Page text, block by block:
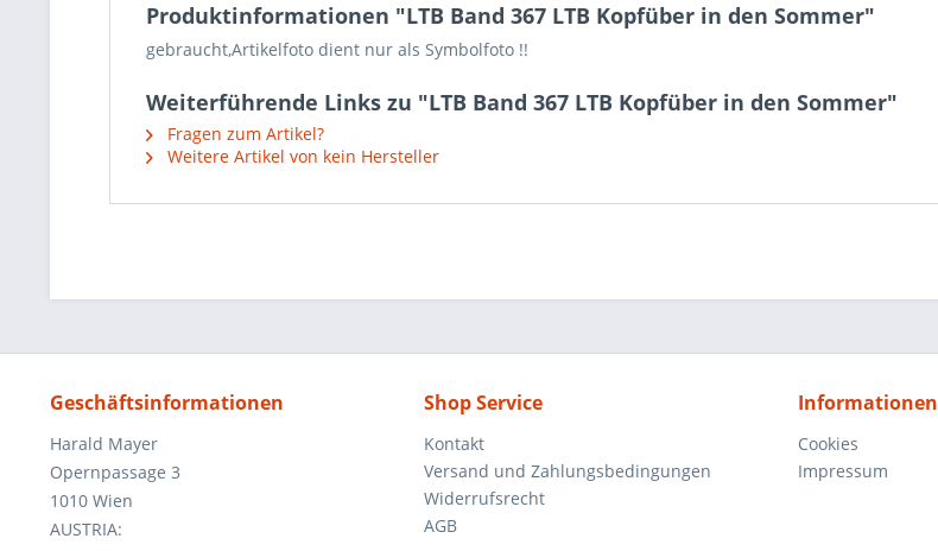
Produktinformationen "LTB Band 367 LTB Kopfüber in den Sommer"
gebraucht,Artikelfoto dient nur als Symbolfoto !!
Weiterführende Links zu "LTB Band 367 LTB Kopfüber in den Sommer"
Fragen zum Artikel?
Weitere Artikel von kein Hersteller
Geschäftsinformationen
Harald Mayer
Opernpassage 3
1010 Wien
AUSTRIA:
Shop Service
Kontakt
Versand und Zahlungsbedingungen
Widerrufsrecht
AGB
Informationen
Cookies
Impressum